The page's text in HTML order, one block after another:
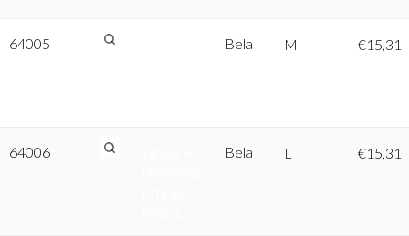
64005 Bela M €15,31
64006 Bela L €15,31